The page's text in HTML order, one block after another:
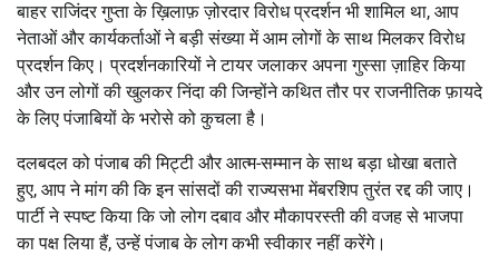
बाहर राजिंदर गुप्ता के ख़िलाफ़ ज़ोरदार विरोध प्रदर्शन भी शामिल था, आप
नेताओं और कार्यकर्ताओं ने बड़ी संख्या में आम लोगों के साथ मिलकर विरोध
प्रदर्शन किए। प्रदर्शनकारियों ने टायर जलाकर अपना गुस्सा ज़ाहिर किया
और उन लोगों की खुलकर निंदा की जिन्होंने कथित तौर पर राजनीतिक फ़ायदे
के लिए पंजाबियों के भरोसे को कुचला है।
दलबदल को पंजाब की मिट्टी और आत्म-सम्मान के साथ बड़ा धोखा बताते
हुए, आप ने मांग की कि इन सांसदों की राज्यसभा मेंबरशिप तुरंत रद्द की जाए।
पार्टी ने स्पष्ट किया कि जो लोग दबाव और मौकापरस्ती की वजह से भाजपा
का पक्ष लिया हैं, उन्हें पंजाब के लोग कभी स्वीकार नहीं करेंगे।